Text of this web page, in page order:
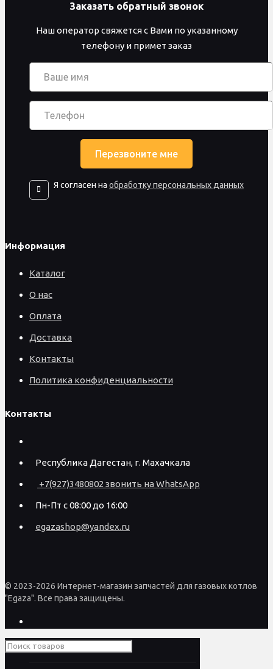
Заказать обратный звонок
Наш оператор свяжется с Вами по указанному
телефону и примет заказ
Я согласен на обработку персональных данных
Информация
Каталог
О нас
Оплата
Доставка
Контакты
Политика конфиденциальности
Контакты
Республика Дагестан, г. Махачкала
+7(927)3480802 звонить на WhatsApp
Пн-Пт с 08:00 до 16:00
egazashop@yandex.ru
© 2023-2026 Интернет-магазин запчастей для газовых котлов
"Egaza". Все права защищены.